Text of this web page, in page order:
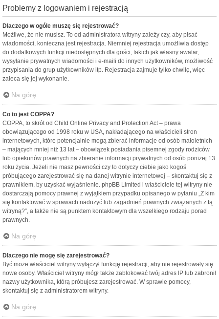
Problemy z logowaniem i rejestracją
Dlaczego w ogóle muszę się rejestrować?
Możliwe, że nie musisz. To od administratora witryny zależy czy, aby pisać
wiadomości, konieczna jest rejestracja. Niemniej rejestracja umożliwia dostęp
do dodatkowych funkcji niedostępnych dla gości, takich jak własny awatar,
wysyłanie prywatnych wiadomości i e-maili do innych użytkowników, możliwość
przypisania do grup użytkowników itp. Rejestracja zajmuje tylko chwilę, więc
zaleca się jej wykonanie.
Na górę
Co to jest COPPA?
COPPA, to skrót od Child Online Privacy and Protection Act – prawa
obowiązującego od 1998 roku w USA, nakładającego na właścicieli stron
internetowych, które potencjalnie mogą zbierać informacje od osób małoletnich
– mających mniej niż 13 lat – obowiązek posiadania pisemnej zgody rodziców
lub opiekunów prawnych na zbieranie informacji prywatnych od osób poniżej 13
roku życia. Jeżeli nie masz pewności czy to dotyczy ciebie jako kogoś
próbującego zarejestrować się na danej witrynie internetowej – skontaktuj się z
prawnikiem, by uzyskać wyjaśnienie. phpBB Limited i właściciele tej witryny nie
dostarczają pomocy prawnej z wyjątkiem przypadku opisanego w pytaniu „Z kim
się kontaktować w sprawach nadużyć lub zagadnień prawnych związanych z tą
witryną?”, a także nie są punktem kontaktowym dla wszelkiego rodzaju porad
prawnych.
Na górę
Dlaczego nie mogę się zarejestrować?
Być może właściciel witryny wyłączył funkcję rejestracji, aby nie rejestrowały się
nowe osoby. Właściciel witryny mógł także zablokować twój adres IP lub zabronił
nazwy użytkownika, którą próbujesz zarejestrować. W sprawie pomocy,
skontaktuj się z administratorem witryny.
Na górę